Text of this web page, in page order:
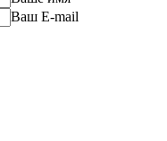
Ваш E-mail